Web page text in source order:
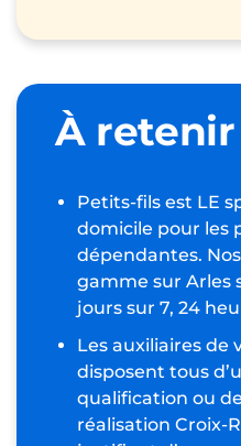
À retenir
Petits-fils est LE
domicile pour les
dépendantes.
gamme sur Arles
jours sur 7, 24
Les auxiliaires de
disposent tous
qualification ou
réalisation Croix-